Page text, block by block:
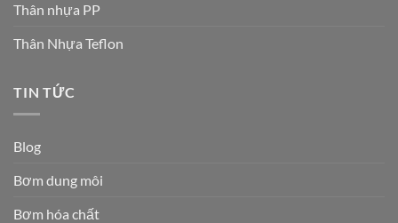
Thân nhựa PP
Thân Nhựa Teflon
TIN TỨC
Blog
Bơm dung môi
Bơm hóa chất